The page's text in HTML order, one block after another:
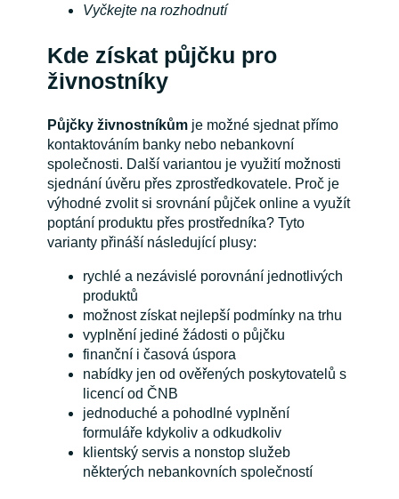
Vyčkejte na rozhodnutí
Kde získat půjčku pro
živnostníky
Půjčky živnostníkůmje možné sjednat přímo
kontaktováním banky nebo nebankovní
společnosti. Další variantou je využití možnosti
sjednání úvěru přes zprostředkovatele. Proč je
výhodné zvolit si srovnání půjček online a využít
poptání produktu přes prostředníka? Tyto
varianty přináší následující plusy:
rychlé a nezávislé porovnání jednotlivých
produktů
možnost získat nejlepší podmínky na trhu
vyplnění jediné žádosti o půjčku
finanční i časová úspora
nabídky jen od ověřených poskytovatelů s
licencí od ČNB
jednoduché a pohodlné vyplnění
formuláře kdykoliv a odkudkoliv
klientský servis a nonstop služeb
některých nebankovních společností